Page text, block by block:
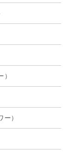
）